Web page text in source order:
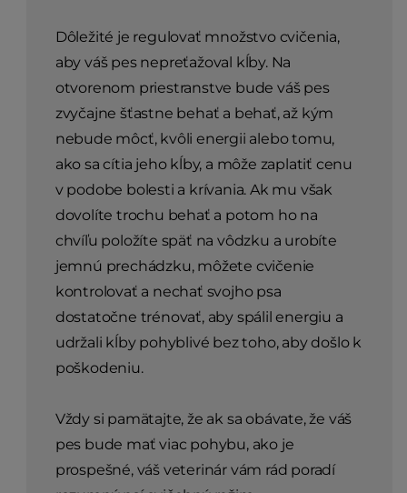
Dôležité je regulovať množstvo cvičenia,
aby váš pes nepreťažoval kĺby. Na
otvorenom priestranstve bude váš pes
zvyčajne šťastne behať a behať, až kým
nebude môcť, kvôli energii alebo tomu,
ako sa cítia jeho kĺby, a môže zaplatiť cenu
v podobe bolesti a krívania. Ak mu však
dovolíte trochu behať a potom ho na
chvíľu položíte späť na vôdzku a urobíte
jemnú prechádzku, môžete cvičenie
kontrolovať a nechať svojho psa
dostatočne trénovať, aby spálil energiu a
udržali kĺby pohyblivé bez toho, aby došlo k
poškodeniu.
Vždy si pamätajte, že ak sa obávate, že váš
pes bude mať viac pohybu, ako je
prospešné, váš veterinár vám rád poradí